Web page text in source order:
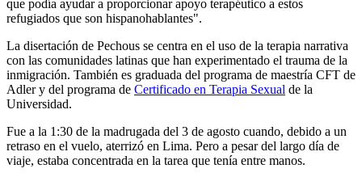
que podía ayudar a proporcionar apoyo terapéutico a estos
refugiados que son hispanohablantes".
La disertación de Pechous se centra en el uso de la terapia narrativa
con las comunidades latinas que han experimentado el trauma de la
inmigración. También es graduada del programa de maestría CFT de
Adler y del programa de Certificado en Terapia Sexual de la
Universidad.
Fue a la 1:30 de la madrugada del 3 de agosto cuando, debido a un
retraso en el vuelo, aterrizó en Lima. Pero a pesar del largo día de
viaje, estaba concentrada en la tarea que tenía entre manos.